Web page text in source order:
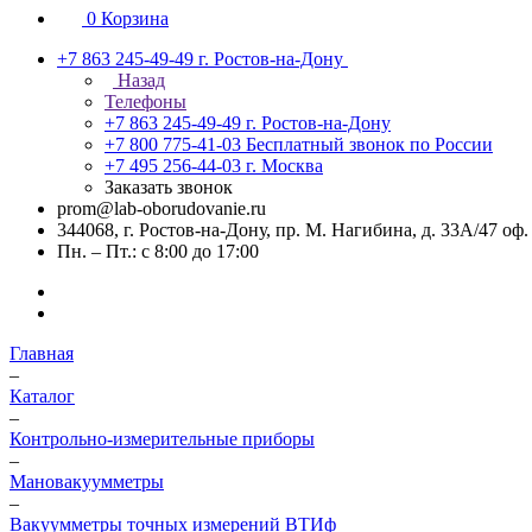
0 Корзина
+7 863 245-49-49 г. Ростов-на-Дону
Назад
Телефоны
+7 863 245-49-49 г. Ростов-на-Дону
+7 800 775-41-03 Бесплатный звонок по России
+7 495 256-44-03 г. Москва
Заказать звонок
prom@lab-oborudovanie.ru
344068, г. Ростов-на-Дону, пр. М. Нагибина, д. 33А/47 оф.
Пн. – Пт.: с 8:00 до 17:00
Главная
–
Каталог
–
Контрольно-измерительные приборы
–
Мановакуумметры
–
Вакуумметры точных измерений ВТИф